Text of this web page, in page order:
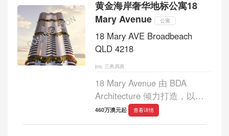
Homes，以低密度设计呈现更
私密、更尊贵的居...
黄金海岸奢华地标公寓18
Mary Avenue
公寓
18 Mary AVE Broadbeach
QLD 4218
三房,四房
18 Mary Avenue 由 BDA
Architecture 倾力打造，以雕
塑般的建筑语言重塑城市天际
460万澳元起 查看详情